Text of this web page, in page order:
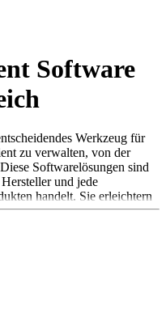
Software
Werkzeug für
zu verwalten, von der
Softwarelösungen sind
und jede
handelt. Sie erleichtern
die Automatisierung
Effizienz steigern, Fehler
erreichen. Um in
aufgenommen zu
und Eigenschaften